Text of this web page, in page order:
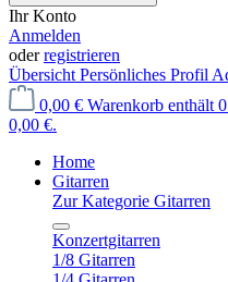
Ihr Konto
Anmelden
oderregistrieren
Übersicht Persönliches Profil
0,00 € Warenkorb enthält
0,00 €.
Home
Gitarren
Zur Kategorie Gitarren
Konzertgitarren
1/8 Gitarren